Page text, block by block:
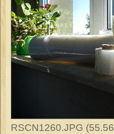
RSCN1260.JPG